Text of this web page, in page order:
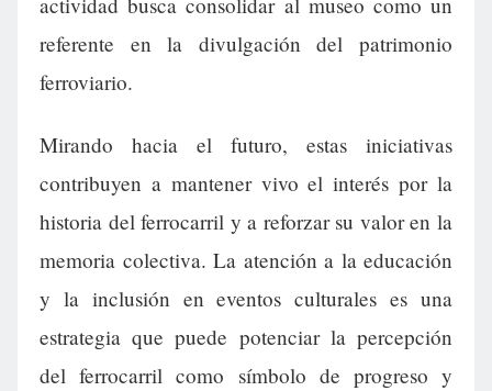
referente en la divulgación del patrimonio
ferroviario.
Mirando hacia el futuro, estas iniciativas
contribuyen a mantener vivo el interés por la
historia del ferrocarril y a reforzar su valor en la
memoria colectiva. La atención a la educación
y la inclusión en eventos culturales es una
estrategia que puede potenciar la percepción
del ferrocarril como símbolo de progreso y